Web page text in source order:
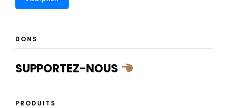
DONS
SUPPORTEZ-NOUS
PRODUITS